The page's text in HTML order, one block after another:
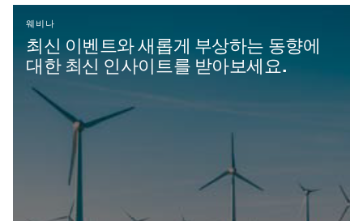
웨비나
최신 이벤트와 새롭게 부상하는 동향에
대한 최신 인사이트를 받아보세요.